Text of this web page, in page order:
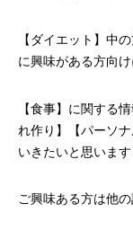
【ダイエット】中
に興味がある方向け
【食事】に関する
れ作り】【パーソ
いきたいと思います
ご興味ある方は他